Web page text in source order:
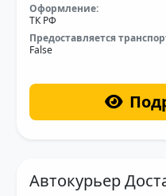
Оформление:
ТК РФ
Предоставляется
False
Автокурьер